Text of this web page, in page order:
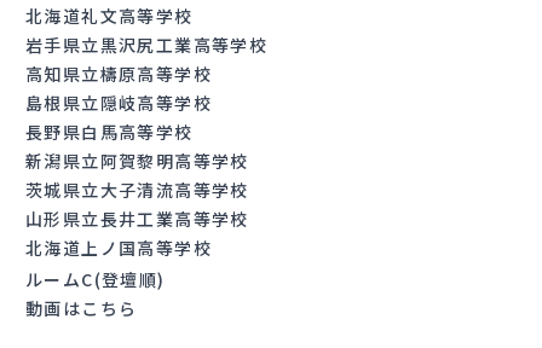
北海道礼文高等学校
岩手県立黒沢尻工業高等学校
高知県立檮原高等学校
島根県立隠岐高等学校
長野県白馬高等学校
新潟県立阿賀黎明高等学校
茨城県立大子清流高等学校
山形県立長井工業高等学校
北海道上ノ国高等学校
ルームC(登壇順)
動画はこちら